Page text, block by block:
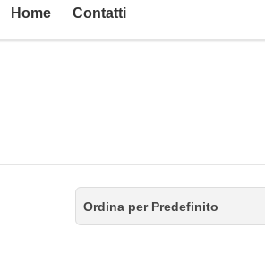
Home Contatti
Ordina per Predefinito